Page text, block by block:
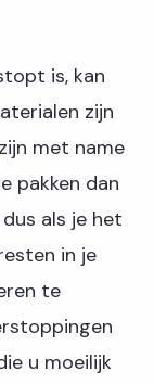
is, kan
zijn
met name
pakken dan
als je het
in je
te
u moeilijk